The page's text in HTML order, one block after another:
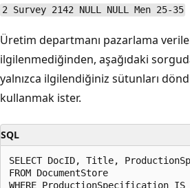
2 Survey 2142 NULL NULL Men 25-35
Üretim departmanı pazarlama
ilgilenmediğinden, aşağıdaki
yalnızca ilgilendiğiniz sütunları
kullanmak ister.
SQL
SELECT DocID, Title,
FROM DocumentStore